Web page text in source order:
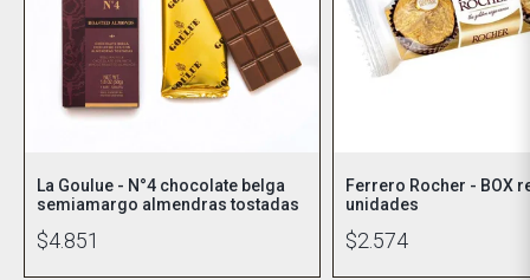
La Goulue - N°4 chocolate belga
semiamargo almendras tostadas
$4.851
Ferrero Rocher - BOX
unidades
$2.574